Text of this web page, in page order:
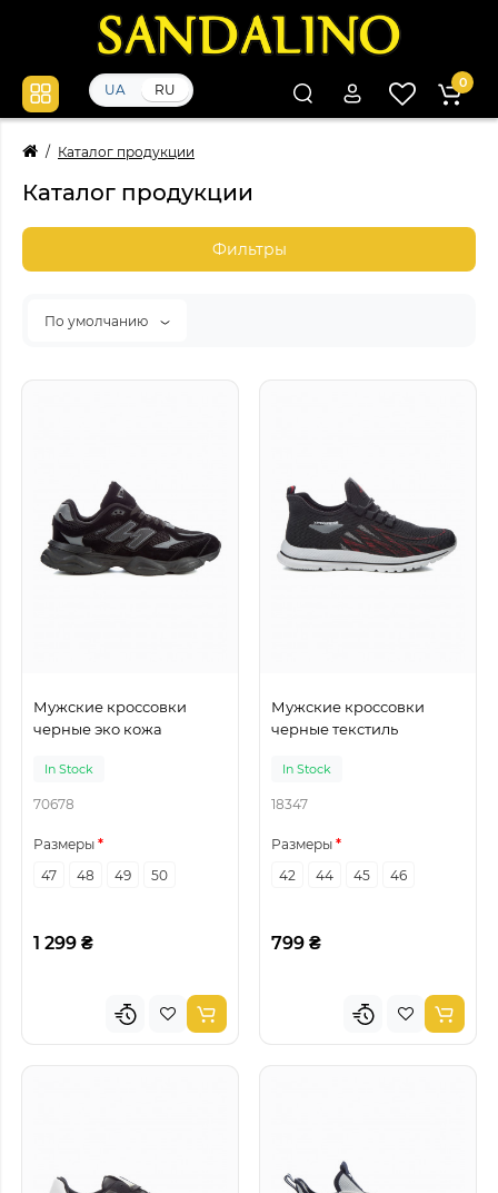
UA RU 0
Каталог продукции
Каталог продукции
Фильтры
По умолчанию
Мужские кроссовки
черные эко кожа
In Stock
70678
Размеры
47
48 49 50
1 299 ₴
Мужские кроссовки
черные текстиль
In Stock
18347
Размеры
42
44 45 46
799 ₴